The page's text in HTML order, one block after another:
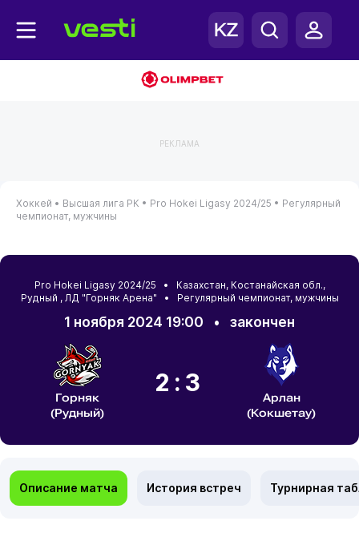
РЕКЛАМА
Хоккей • Высшая лига РК • Pro Hokei Ligasy 2024/25 • Регулярный
чемпионат, мужчины
Pro Hokei Ligasy 2024/25 • Казахстан, Костанайская обл.,
Рудный , ЛД "Горняк Арена" • Регулярный чемпионат, мужчины
1 ноября 2024 19:00 • закончен
Горняк
(Рудный)
2:3
Арлан
(Кокшетау)
Описание матча История встреч Турнирная